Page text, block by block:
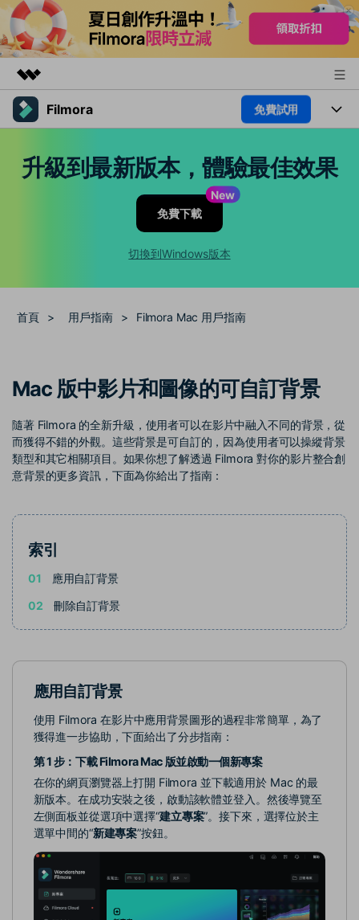
精選產品
實用工具
總覽
支援
Filmora 免費試用
文字
速生成相似風格影片
100 點兌積分
部落格
幫助中心
聯絡我們
我們隨時為您提供協助
案例分享
如何用 Filmora 做出影響力
聯盟計劃
開啟企業級合作夥伴關係
企業服務
簡單的商業影片解決方案
產品信息
立即購買 登入
搜尋
升級到最新版本，體驗最佳效果
New
免費下載
切換到Windows版本
首頁 > 用戶指南 > Filmora Mac 用戶指南
Mac 版中影片和圖像的可自訂背景
隨著 Filmora 的全新升級，使用者可以在影片中融入不同的背景，從
而獲得不錯的外觀。這些背景是可自訂的，因為使用者可以操縱背景
類型和其它相關項目。如果你想了解透過 Filmora 對你的影片整合創
意背景的更多資訊，下面為你給出了指南：
索引
01
應用自訂背景
02
刪除自訂背景
應用自訂背景
使用 Filmora 在影片中應用背景圖形的過程非常簡單，為了
獲得進一步協助，下面給出了分步指南：
第 1 步：下載 Filmora Mac 版並啟動一個新專案
在你的網頁瀏覽器上打開 Filmora 並下載適用於 Mac 的最
新版本。在成功安裝之後，啟動該軟體並登入。然後導覽至
左側面板並從選項中選擇“建立專案”。接下來，選擇位於主
選單中間的“新建專案”按鈕。